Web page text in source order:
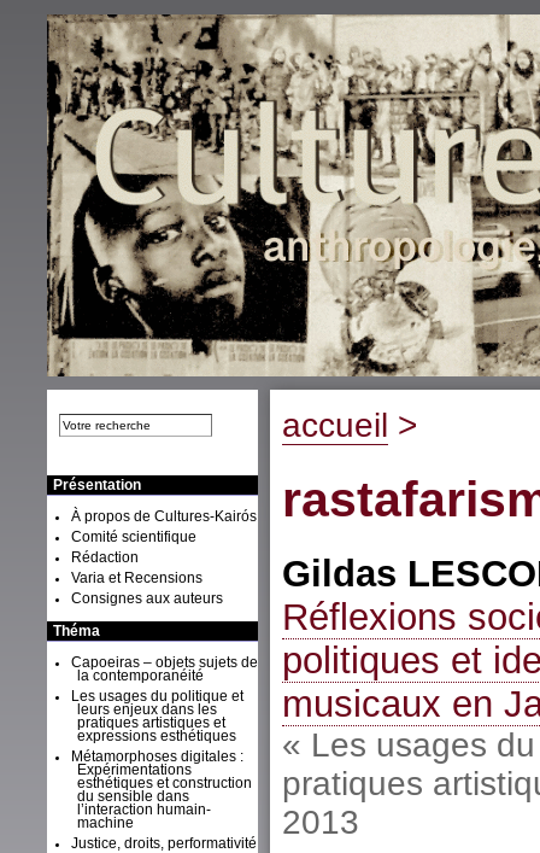
accueil >
Gildas
Réflexions
politiques et
musicaux en
« Les usages
pratiques
2013
Présentation
À propos de Cultures-Kairós
Comité scientifique
Rédaction
Varia et Recensions
Consignes aux auteurs
Théma
Capoeiras – objets sujets de
la contemporanéité
Les usages du politique et
leurs enjeux dans les
pratiques artistiques et
expressions esthétiques
Métamorphoses digitales :
Expérimentations
esthétiques et construction
du sensible dans
l’interaction humain-
machine
Justice, droits, performativité